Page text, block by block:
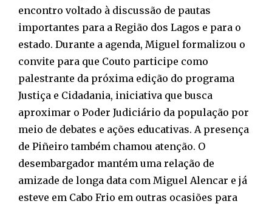
encontro voltado à discussão de pautas
importantes para a Região dos Lagos e para o
estado. Durante a agenda, Miguel formalizou o
convite para que Couto participe como
palestrante da próxima edição do programa
Justiça e Cidadania, iniciativa que busca
aproximar o Poder Judiciário da população por
meio de debates e ações educativas. A presença
de Piñeiro também chamou atenção. O
desembargador mantém uma relação de
amizade de longa data com Miguel Alencar e já
esteve em Cabo Frio em outras ocasiões para